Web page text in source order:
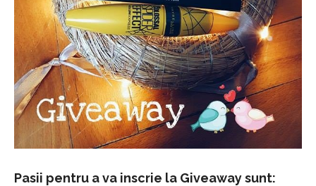
Pasii pentru a va inscrie la Giveaway sunt: